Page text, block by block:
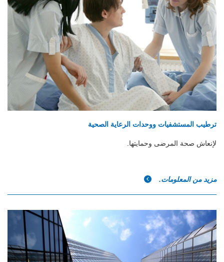
ترطيب المستشفيات ووحدات الرعاية الصحية
لإنعاش صحة المرضى وحمايتها.
مزيد من المعلومات.